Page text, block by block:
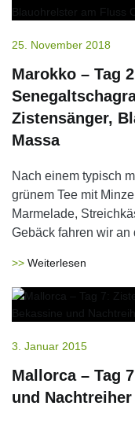
25. November 2018
Marokko – Tag
Zistensänger,
Massa
Nach einem typisch
grünem Tee mit
Marmelade,
Gebäck fahren wir an
Weiterlesen
3. Januar 2015
Mallorca – Tag
und Nachtreiher